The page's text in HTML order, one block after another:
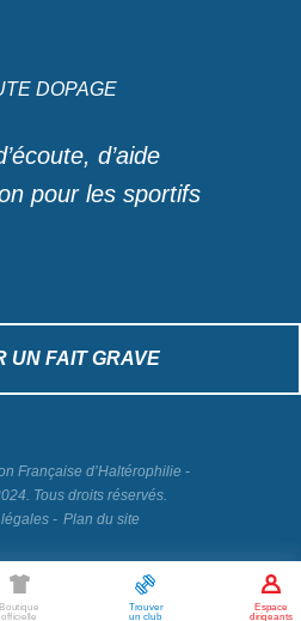
Boutique
officielle
Trouver
un club
Espace
dirigeants
DOPAGE
d’aide
pour les sportifs
UN FAIT GRAVE
Française d’Haltérophilie -
Tous droits réservés.
Plan du site